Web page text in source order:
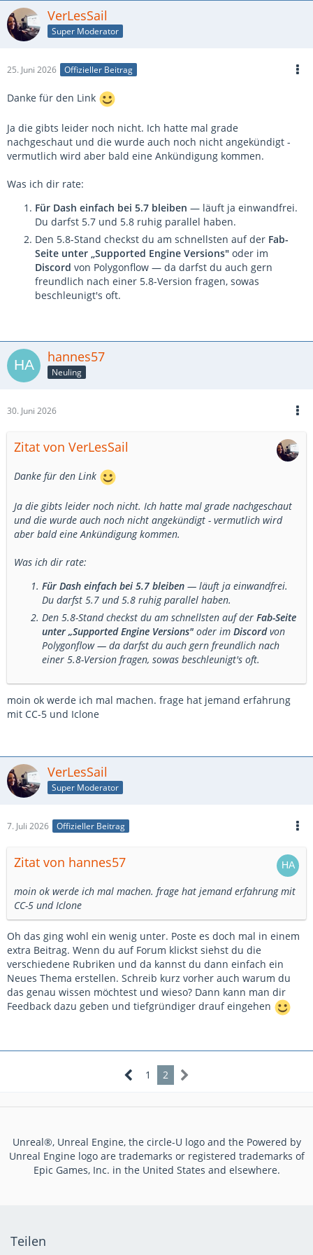
laufendes Projekt am
genau wegen solcher Plugins.
Version ist super zum Reinschnuppern, aber dein „echtes"
deine wichtigen Plugins für 5.8 nachgezogen sind.
Wie ist denn der Fab-Link zu dem Plugin?
VerLesSail
Super Moderator
25. Juni 2026 Offizieller Beitrag
Danke für den Link
Ja die gibts leider noch nicht. Ich hatte mal grade
nachgeschaut und die wurde auch noch nicht angekündigt -
vermutlich wird aber bald eine Ankündigung kommen.
Was ich dir rate:
Für Dash einfach bei 5.7 bleiben — läuft ja einwandfrei.
Du darfst 5.7 und 5.8 ruhig parallel haben.
Den 5.8-Stand checkst du am schnellsten auf der Fab-
Seite unter „Supported Engine Versions" oder im
Discord von Polygonflow — da darfst du auch gern
freundlich nach einer 5.8-Version fragen, sowas
beschleunigt's oft.
hannes57
Neuling
30. Juni 2026
Zitat von VerLesSail
Danke für den Link
Ja die gibts leider noch nicht. Ich hatte mal grade nachgeschaut
und die wurde auch noch nicht angekündigt - vermutlich wird
aber bald eine Ankündigung kommen.
Was ich dir rate:
Für Dash einfach bei 5.7 bleiben — läuft ja einwandfrei.
Du darfst 5.7 und 5.8 ruhig parallel haben.
Den 5.8-Stand checkst du am schnellsten auf der Fab-Seite
unter „Supported Engine Versions" oder im Discordvon
Polygonflow — da darfst du auch gern freundlich nach
einer 5.8-Version fragen, sowas beschleunigt's oft.
moin ok werde ich mal machen. frage hat jemand erfahrung
mit CC-5 und Iclone
VerLesSail
Super Moderator
7. Juli 2026 Offizieller Beitrag
Zitat von hannes57
moin ok werde ich mal machen. frage hat jemand erfahrung mit
CC-5 und Iclone
Oh das ging wohl ein wenig unter. Poste es doch mal in einem
extra Beitrag. Wenn du auf Forum klickst siehst du die
verschiedene Rubriken und da kannst du dann einfach ein
Neues Thema erstellen. Schreib kurz vorher auch warum du
das genau wissen möchtest und wieso? Dann kann man dir
Feedback dazu geben und tiefgründiger drauf eingehen
1 2
Unreal®, Unreal Engine, the circle-U logo and the Powered by
Unreal Engine logo are trademarks or registered trademarks of
Epic Games, Inc. in the United States and elsewhere.
Teilen